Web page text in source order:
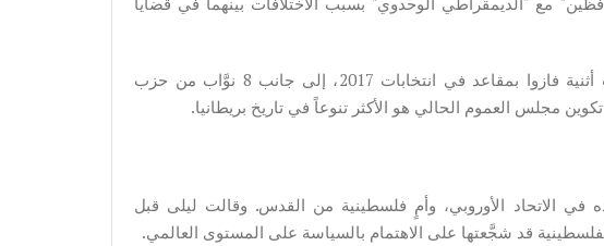
وستكون ليلى واحدةً من 11 نائباً من أقليات أثنية فازوا بمقاعد في انتخابات 2017، إلى جانب 8 نوَّاب من حزب
مجلس العموم الحالي هو الأكثر تنوعاً في تاريخ بريطانيا.
في الاتحاد الأوروبي، وأمٍ فلسطينية من القدس. وقالت ليلى قبل
قد شجَّعتها على الاهتمام بالسياسة على المستوى العالمي.